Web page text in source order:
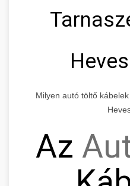
Milyen autó töltő
Az